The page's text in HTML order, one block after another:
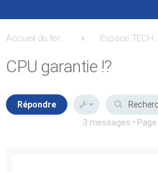
Accueil du forum Espace TECHNIQUE: Support / Entreaide et Conseils
CPU garantie !?
Répondre
3 messages • Page